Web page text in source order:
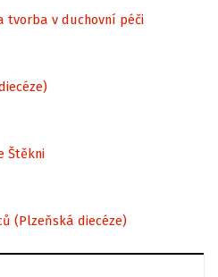
tvorba v duchovní péči
Štěkni
(Plzeňská diecéze)